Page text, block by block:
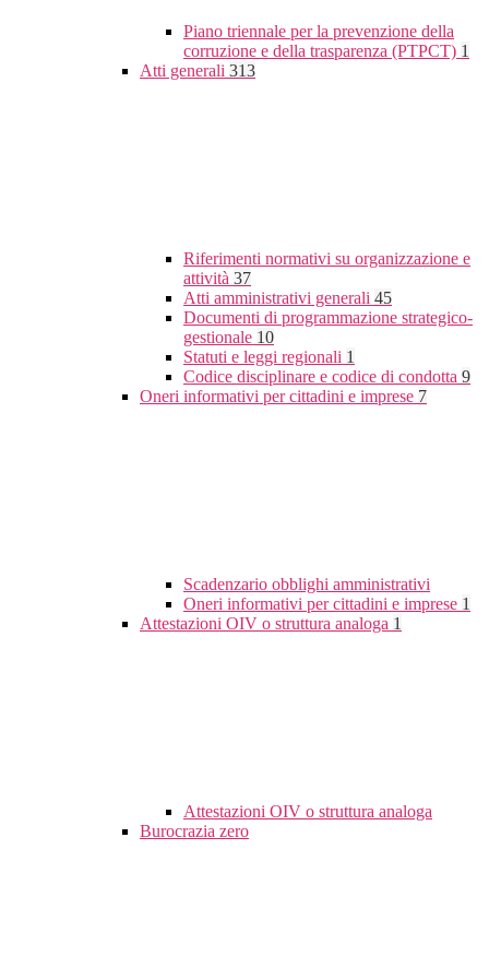
Piano triennale per la prevenzione della
corruzione e della trasparenza (PTPCT) 1
Atti generali 313
Riferimenti normativi su organizzazione e
attività 37
Atti amministrativi generali 45
Documenti di programmazione strategico-
gestionale 10
Statuti e leggi regionali 1
Codice disciplinare e codice di condotta 9
Oneri informativi per cittadini e imprese 7
Scadenzario obblighi amministrativi
Oneri informativi per cittadini e imprese 1
Attestazioni OIV o struttura analoga 1
Attestazioni OIV o struttura analoga
Burocrazia zero